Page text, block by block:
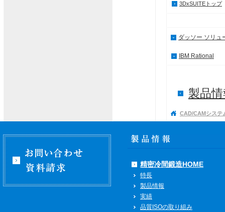
3DxSUITEトップ
ダッソー ソリュ
IBM Rational
製品
CAD/CAMシステ
精密冷間鍛造HOME
特長
製品情報
実績
品質ISOの取り組み